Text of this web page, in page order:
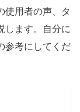
使用者の声、タ
します。自分に
参考にしてくだ